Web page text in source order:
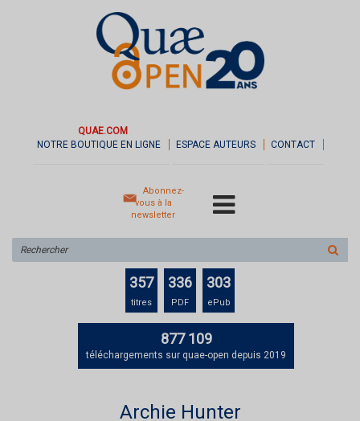
QUAE.COM
NOTRE BOUTIQUE EN LIGNE
ESPACE AUTEURS CONTACT
Abonnez-
vous à la
newsletter
sur
le
357
titres
336
PDF
303
ePub
877 109
téléchargements sur quae-open depuis 2019
Archie Hunter